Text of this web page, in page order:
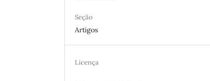
Seção
Artigos
Licença